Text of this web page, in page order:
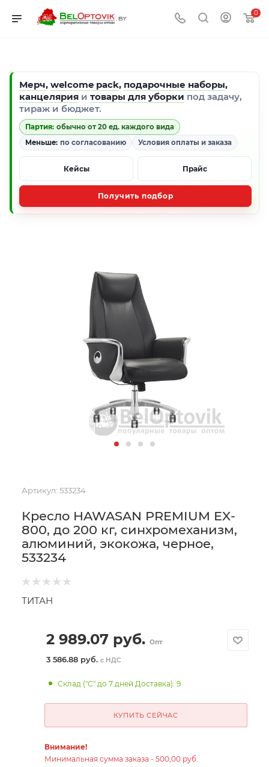
0
Мерч, welcome pack, подарочные наборы,
канцелярия и товары для уборки под задачу,
тираж и бюджет.
Партия: обычно от 20 ед. каждого вида
Меньше: по согласованию Условия оплаты и заказа
Кейсы Прайс
Получить подбор
Артикул: 533234
Кресло HAWASAN PREMIUM EX-
800, до 200 кг, синхромеханизм,
алюминий, экокожа, черное,
533234
ТИТАН
2 989.07 руб. Опт
3 586.88 руб. с НДС
Склад ("С" до 7 дней Доставка): 9
КУПИТЬ СЕЙЧАС
Внимание!
Минимальная сумма заказа - 500,00 руб.